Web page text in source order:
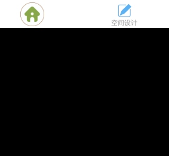
格，采用钢琴键的元素，从设计之初的概想就是为
简约的特色。发廊设计案例【图2】空间设计